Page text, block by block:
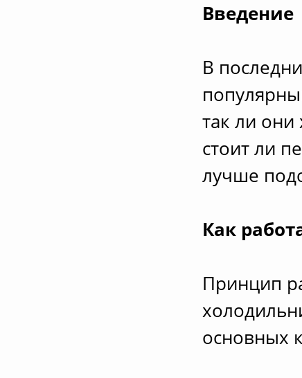
Введение
В
так ли
стоит ли
лучше
Как
Принцип
основных